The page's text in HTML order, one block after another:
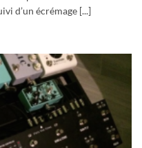
d’un écrémage [...]